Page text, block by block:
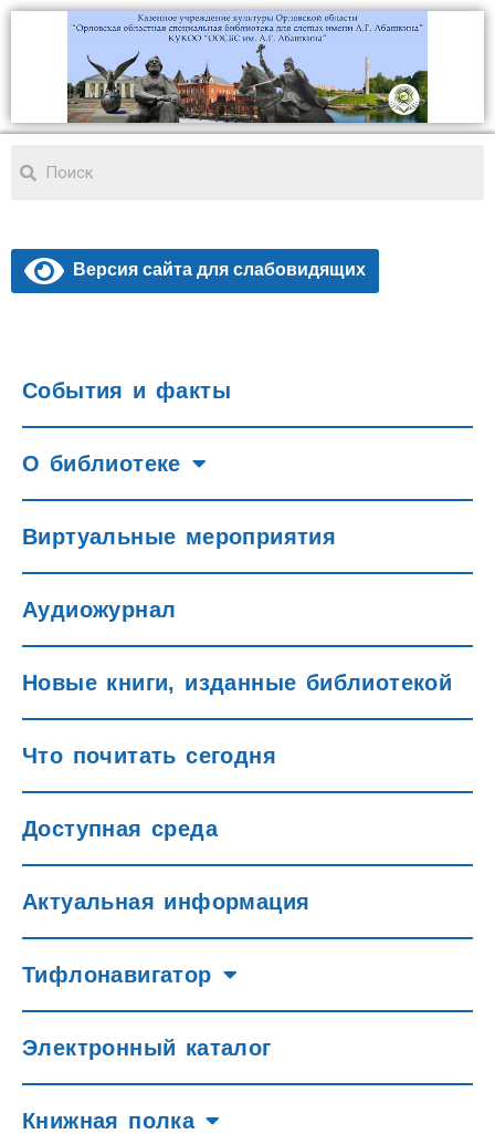
Версия сайта для слабовидящих
События и факты
О библиотеке
Виртуальные мероприятия
Аудиожурнал
Новые книги, изданные библиотекой
Что почитать сегодня
Доступная среда
Актуальная информация
Тифлонавигатор
Электронный каталог
Книжная полка